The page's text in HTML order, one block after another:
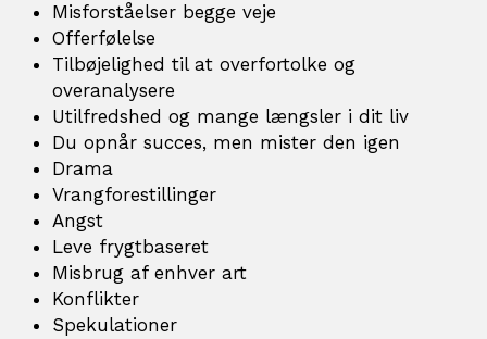
Misforståelser begge veje
Offerfølelse
Tilbøjelighed til at overfortolke og
overanalysere
Utilfredshed og mange længsler i dit liv
Du opnår succes, men mister den igen
Drama
Vrangforestillinger
Angst
Leve frygtbaseret
Misbrug af enhver art
Konflikter
Spekulationer